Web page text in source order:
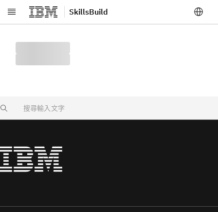
跳至主要內容 SkillsBuild
Search